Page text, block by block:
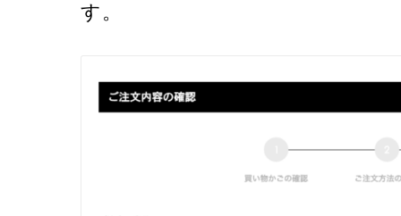
す。